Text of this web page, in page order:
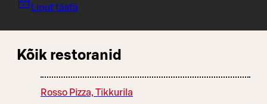
Liput tästä
Kõik restoranid
Rosso Pizza, Tikkurila